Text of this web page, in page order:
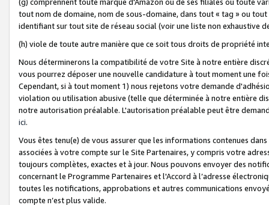
tout nom de domaine, nom de sous-domaine, dans tout « tag » ou
identifiant sur tout site de réseau social (voir une liste non exhaustive
(h) viole de toute autre manière que ce soit tous droits de propriété
Nous déterminerons la compatibilité de votre Site à notre entière
vous pourrez déposer une nouvelle candidature à tout moment une
Cependant, si à tout moment 1) nous rejetons votre demande
violation ou utilisation abusive (telle que déterminée à notre entière
notre autorisation préalable. L'autorisation préalable peut être
ici.
Vous êtes tenu(e) de vous assurer que les informations contenues
associées à votre compte sur le Site Partenaires, y compris votre
toujours complètes, exactes et à jour. Nous pouvons envoyer des
concernant le Programme Partenaires et l'Accord à l’adresse
toutes les notifications, approbations et autres communications
compte n’est plus valide.